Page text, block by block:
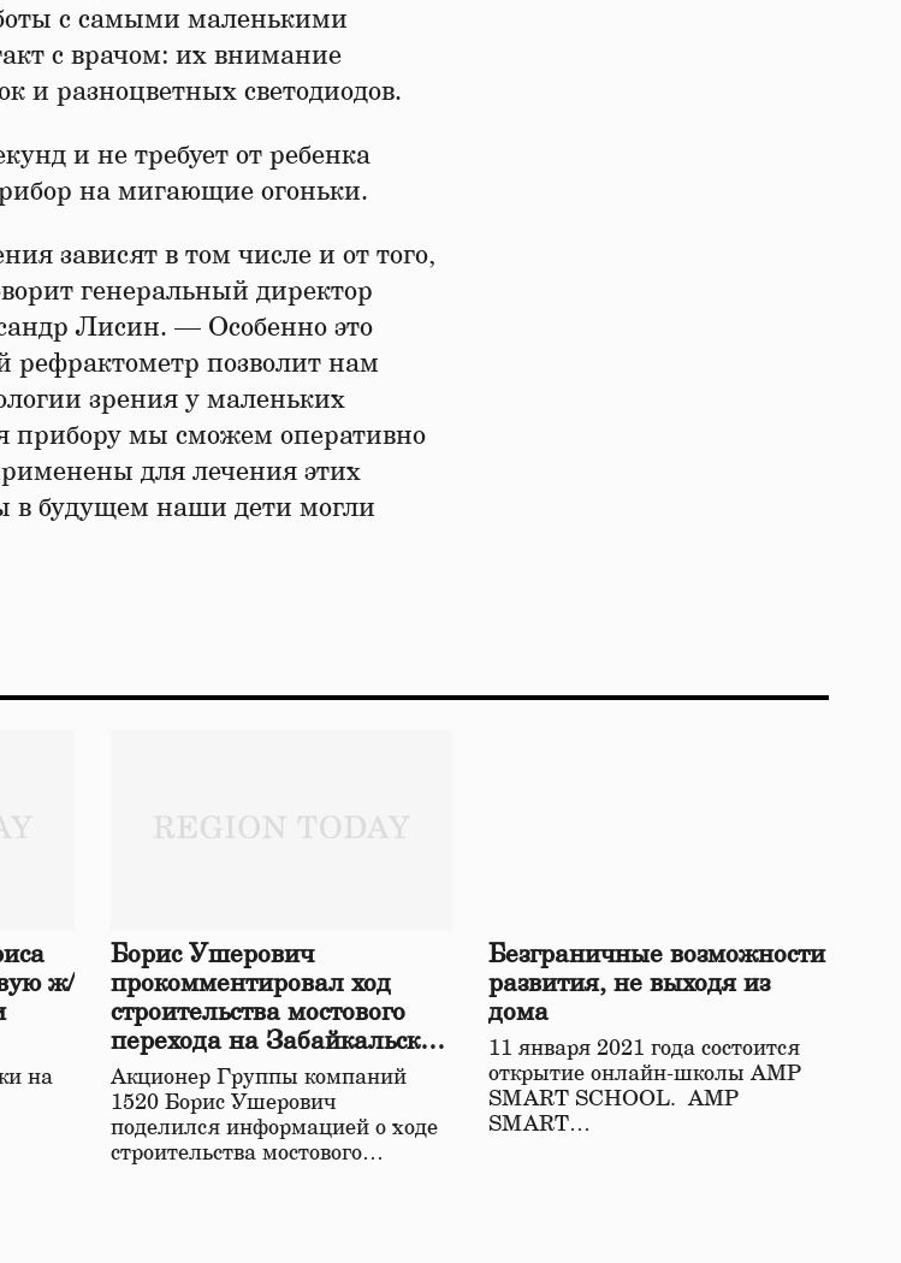
с самыми маленькими
с врачом: их внимание
и разноцветных светодиодов.
и не требует от ребенка
на мигающие огоньки.
зависят в том числе и от того,
генеральный директор
Лисин. — Особенно это
рефрактометр позволит нам
зрения у маленьких
прибору мы сможем оперативно
для лечения этих
в будущем наши дети могли
ж/
на
Борис Ушерович
прокомментировал ход
строительства мостового
перехода на Забайкальской
железной дороге
Акционер Группы компаний
1520 Борис Ушерович
поделился информацией о ходе
строительства мостового…
Безграничные возможности
развития, не выходя из
дома
11 января 2021 года состоится
открытие онлайн-школы АМР
SMART SCHOOL. АМР
SMART…